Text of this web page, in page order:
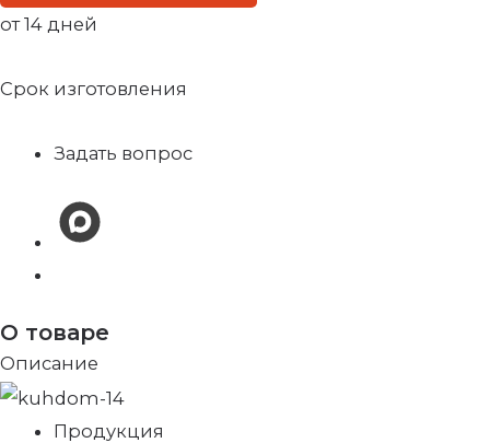
от 14 дней
Срок изготовления
Задать вопрос
О товаре
Описание
Продукция